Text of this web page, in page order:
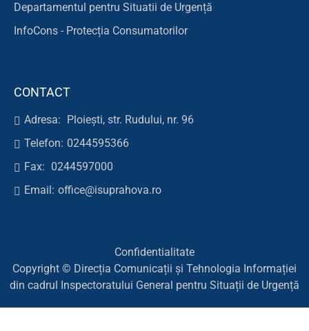
Departamentul pentru Situatii de Urgență
InfoCons - Protecția Consumatorilor
CONTACT
Adresa:
Ploiești, str. Rudului, nr. 96
Telefon: 0244595366
Fax: 0244597000
Email: office@isuprahova.ro
Confidentialitate
Copyright © Direcția Comunicații și Tehnologia Informației
din cadrul Inspectoratului General pentru Situații de Urgență